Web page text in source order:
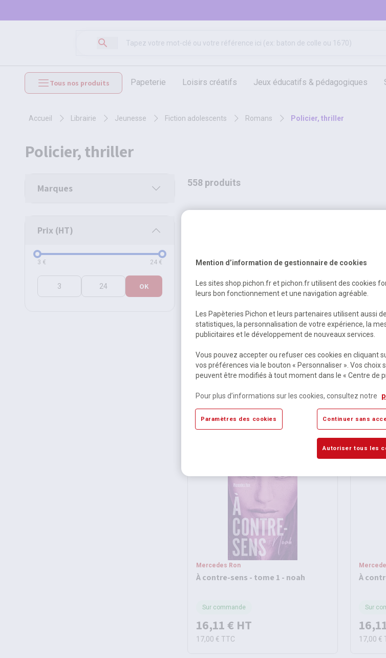
Tous nos produits papeterie loisirs créatifs jeux éducatifs & pédagogiques
accueil librairie jeunesse fiction adolescents romans policier, thriller
policier, thriller
Marques
Prix (HT)
Prix (HT)
3 € 24 €
OK
558 produits
Mercedes Ron
À contre-sens - tome 4 - confiance
16,11 €HT
Mercedes Ron
À contre-sens - tome 1 - noah
Sur commande
16,11 € HT
17,00 € TTC
À
Sur
17,00 €
Mention d’information de gestionnaire de cookies
Les sites shop.pichon.fr et pichon.fr utilisent des cookies
leurs bon fonctionnement et une navigation agréable.
Les Papèteries Pichon et leurs partenaires utilisent aussi
statistiques, la personnalisation de votre expérience, la
publicitaires et le développement de nouveaux services.
Vous pouvez accepter ou refuser ces cookies en cliquant
vos préférences via le bouton « Personnaliser ». Vos
peuvent être modifiés à tout moment dans le « Centre de
Pour plus d’informations sur les cookies, consultez notre
Paramètres des cookies Continuer sans
Autoriser tous les